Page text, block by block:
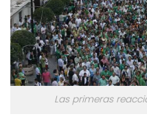
Las primeras